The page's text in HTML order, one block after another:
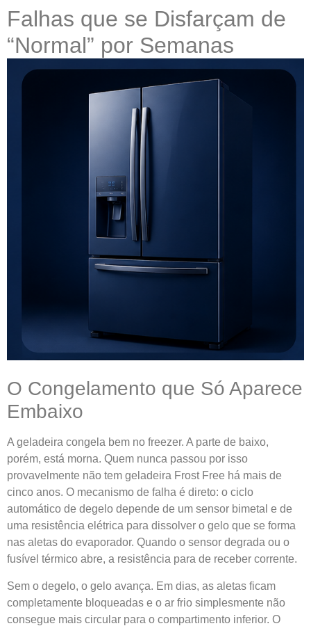
Falhas que se Disfarçam de
“Normal” por Semanas
O Congelamento que Só Aparece
Embaixo
A geladeira congela bem no freezer. A parte de baixo,
porém, está morna. Quem nunca passou por isso
provavelmente não tem geladeira Frost Free há mais de
cinco anos. O mecanismo de falha é direto: o ciclo
automático de degelo depende de um sensor bimetal e de
uma resistência elétrica para dissolver o gelo que se forma
nas aletas do evaporador. Quando o sensor degrada ou o
fusível térmico abre, a resistência para de receber corrente.
Sem o degelo, o gelo avança. Em dias, as aletas ficam
completamente bloqueadas e o ar frio simplesmente não
consegue mais circular para o compartimento inferior. O